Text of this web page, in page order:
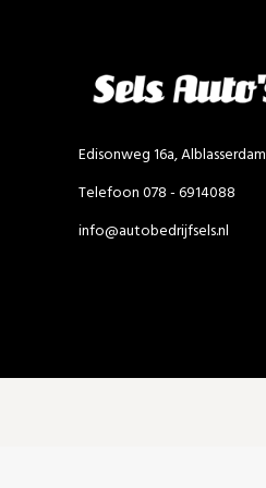
Edisonweg 16a, Alblasserdam
Telefoon 078 - 6914088
info@autobedrijfsels.nl